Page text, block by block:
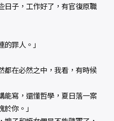
日子，工作好了，有官復原職
罪人。」
都在必然之中，我看，有時候
能寫，還懂哲學，夏日落一案
你。」